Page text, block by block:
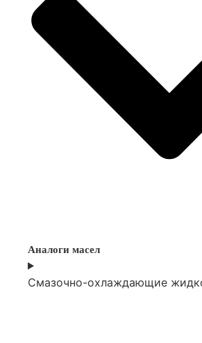
Аналоги масел
Смазочно-охлаждающие